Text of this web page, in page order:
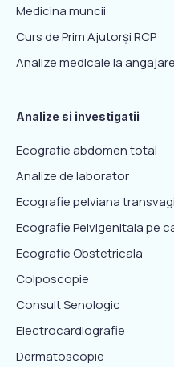
Medicina muncii
Curs de Prim Ajutorși RCP
Analize medicale la angajare
Analize si investigatii
Ecografie abdomen total
Analize de laborator
Ecografie pelviana
Ecografie Pelvigenitala pe
Ecografie Obstetricala
Colposcopie
Consult Senologic
Electrocardiografie
Dermatoscopie